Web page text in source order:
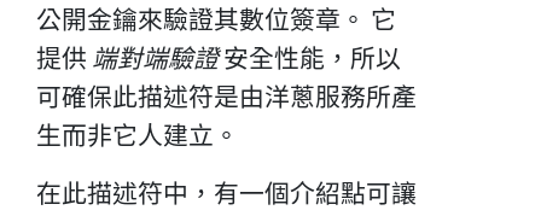
公開金鑰來驗證其數位簽章。 它
提供 端對端驗證安全性能，所以
可確保此描述符是由洋蔥服務所產
生而非它人建立。
在此描述符中，有一個介紹點可讓